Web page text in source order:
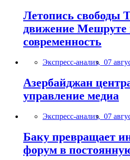
Летопись свободы
движение Мешруте
современность
Экспресс-анализ, 07
Азербайджан
управление медиа
Экспресс-анализ, 07
Баку превращает
форум в